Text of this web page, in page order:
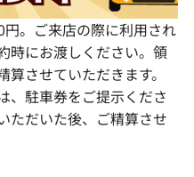
。ご来店の際に利用され
時にお渡しください。領
させていただきます。
、駐車券をご提示くださ
ただいた後、ご精算させ